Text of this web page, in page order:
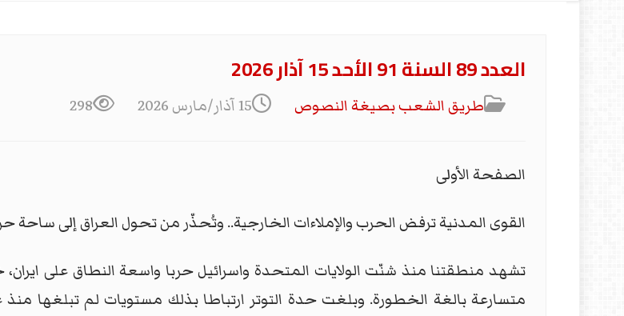
العدد 89 السنة 91 الأحد 15 آذار 2026
طریق الشعب بصیغة النصوص 15 آذار/مارس 2026 298
الصفحة الأولى
القوى المدنية ترفض الحرب والإملاءات الخارجية.. وتُحذّر من تحول العراق إلى ساحة
تشهد منطقتنا منذ شنّت الولايات المتحدة واسرائيل حربا واسعة النطاق على
متسارعة بالغة الخطورة. وبلغت حدة التوتر ارتباطا بذلك مستويات لم تبلغها